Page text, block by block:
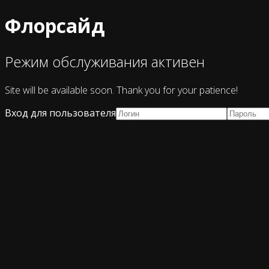
Флорсайд
Режим обслуживания активен
Site will be available soon. Thank you for your patience!
Вход для пользователя